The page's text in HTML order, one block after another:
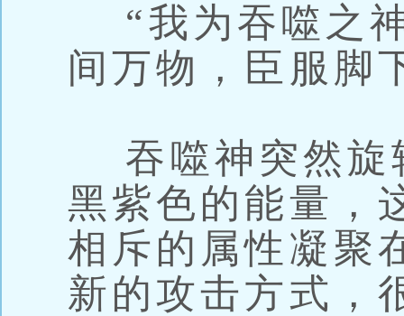
“我为吞噬之
间万物，臣服
吞噬神突然旋
黑紫色的能量，
相斥的属性凝聚
新的攻击方式，